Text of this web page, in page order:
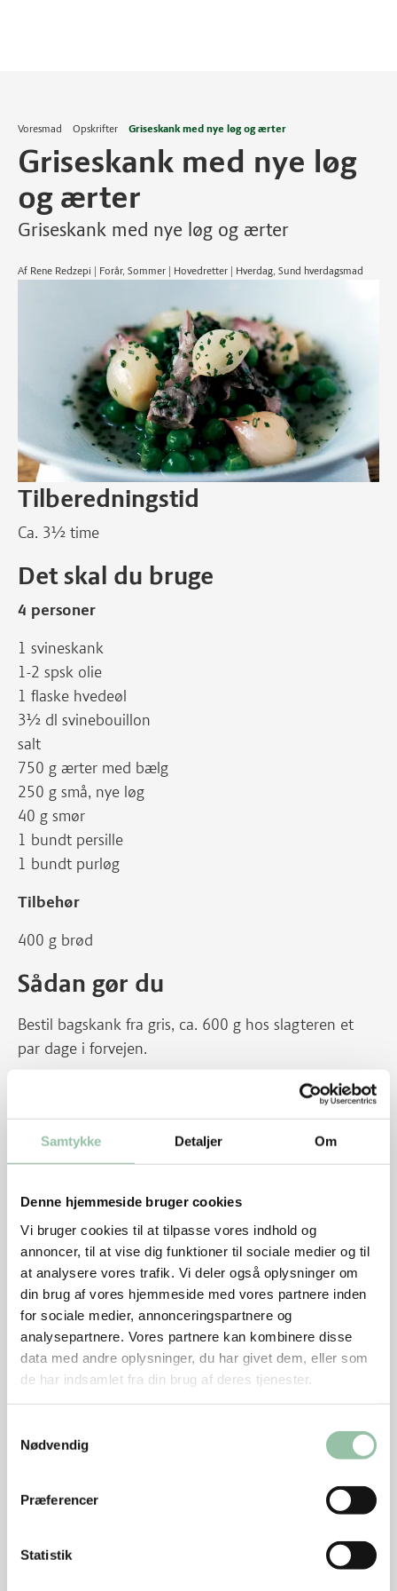
Samtykke Detaljer Om
Denne hjemmeside bruger cookies
Vi bruger cookies til at tilpasse vores indhold og
annoncer, til at vise dig funktioner til sociale medier og til
at analysere vores trafik. Vi deler også oplysninger om
din brug af vores hjemmeside med vores partnere inden
for sociale medier, annonceringspartnere og
analysepartnere. Vores partnere kan kombinere disse
data med andre oplysninger, du har givet dem, eller som
de har indsamlet fra din brug af deres tjenester.
Nødvendig
Præferencer
Statistik
Voresmad Opskrifter Griseskank med nye løg og ærter
Griseskank med nye løg
og ærter
Griseskank med nye løg og ærter
Af Rene Redzepi | Forår, Sommer | Hovedretter | Hverdag, Sund hverdagsmad
Tilberedningstid
Ca. 3½ time
Det skal du bruge
4 personer
1 svineskank
1-2 spsk olie
1 flaske hvedeøl
3½ dl svinebouillon
salt
750 g ærter med bælg
250 g små, nye løg
40 g smør
1 bundt persille
1 bundt purløg
Tilbehør
400 g brød
Sådan gør du
Bestil bagskank fra gris, ca. 600 g hos slagteren et
par dage i forvejen.
Varm olien i en gryde ved god varme. Brun skanken
på alle sider. Tilsæt øl og bouillon. Bring væsken i kog
og skum. Kog ved lav varme under låg i ca. 3 timer til
kødet let slipper benet. Tag kødet op og fjern skind,
fedt og ben. Del kødet i mindre stykker - bedst som
Kog suppen ind til der er ca. 6 dl væske. Si suppen og
smag den til med salt. Pisk 40 g smør i suppen.
Bælg ærterne.
Kog løgene møre i letsaltet vand og tilsæt ærterne et
øjeblik. Hæld det i en si.
Anret maden i dybe tallerkener med kød, ærter, løg
og hakket persille og purløg. Hæld suppen over.
friske.